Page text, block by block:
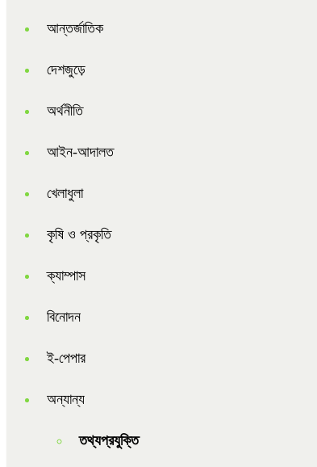
আন্তর্জাতিক
দেশজুড়ে
অর্থনীতি
আইন-আদালত
খেলাধুলা
কৃষি ও প্রকৃতি
ক্যাম্পাস
বিনোদন
ই-পেপার
অন্যান্য
তথ্যপ্রযুক্তি